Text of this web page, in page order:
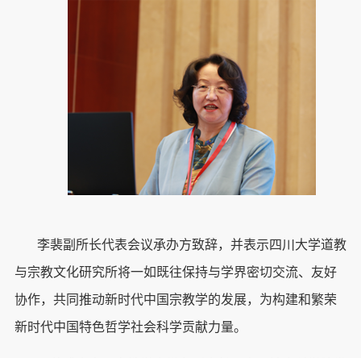
李裴副所长代表会议承办方致辞，并表示四川大学道教
与宗教文化研究所将一如既往保持与学界密切交流、友好
协作，共同推动新时代中国宗教学的发展，为构建和繁荣
新时代中国特色哲学社会科学贡献力量。